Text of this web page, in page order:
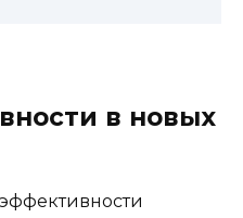
в новых